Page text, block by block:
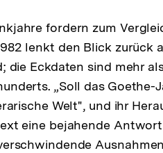
fordern zum
lenkt den Blick zurück
die Eckdaten sind mehr
„Soll das Goethe-
Welt", und ihr
eine bejahende